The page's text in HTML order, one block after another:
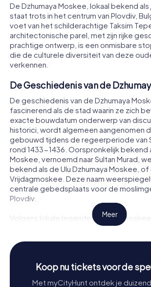
De Dzhumaya Moskee, lokaal bekend als
staat trots in het centrum van Plovdiv,
voet van het schilderachtige Taksim
architectonische parel, met zijn rijke
prachtige ontwerp, is een onmisbare
die de culturele diversiteit van deze
verkennen.
De Geschiedenis van de
De geschiedenis van de Dzhumaya
fascinerend als de stad waarin ze zich
exacte bouwdatum onderwerp van
historici, wordt algemeen aangenomen
gebouwd tijdens de regeerperiode van
rond 1433-1436. Oorspronkelijk bekend
Moskee, vernoemd naar Sultan Murad,
bekend als de Ulu Dzhumaya Moskee,
Vrijdagmoskee. Deze naam
centrale gebedsplaats voor de
Plovdiv.
Volgens lokale legendes zou de
op de plaats van een voormalige
deze bewering niet. Ondanks deze
geschiedenis van de moskee goed
en haar architectuur getuigt van de
Meer
Koop nu tickets voor de
Met myCityHunt ontdek je